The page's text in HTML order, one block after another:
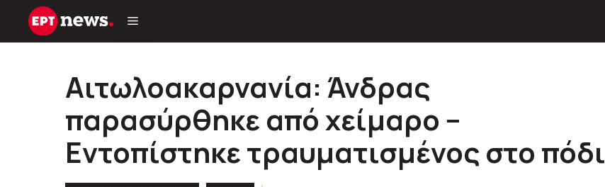
Μετάβαση
Αιτωλοακαρνανία: Άνδρας
παρασύρθηκε από χείμαρο –
Εντοπίστηκε τραυματισμένος στο πόδι